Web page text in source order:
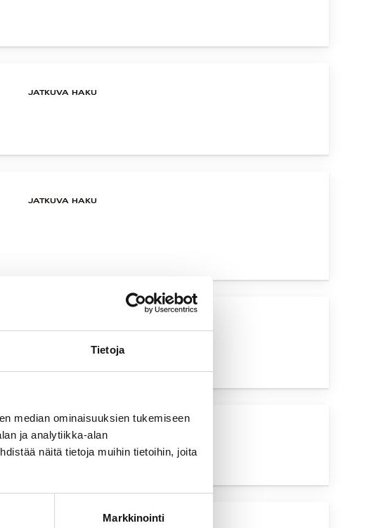
Tietoja
median ominaisuuksien tukemiseen
ja analytiikka-alan
näitä tietoja muihin tietoihin, joita
Markkinointi
JATKUVA HAKU
JATKUVA HAKU
YRITYSKOHTAINEN